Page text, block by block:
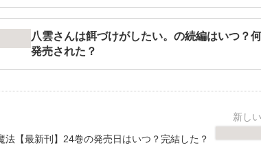
八雲さんは餌づけがしたい。の続編はいつ？
発売された？
法【最新刊】24巻の発売日はいつ？完結した？